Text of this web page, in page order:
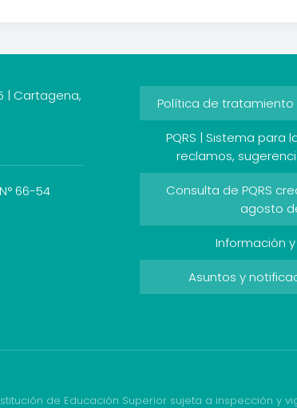
| Cartagena,
66-54
Política de
PQRS | Sistema para
reclamos,
Consulta de PQRS
agosto
Información
Asuntos y
de Educación Superior sujeta a inspección y